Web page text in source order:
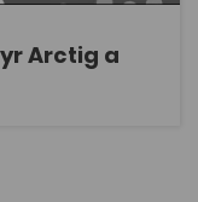
Arctig a
(wedi ei ffilmio
o
at fyfyrwyr